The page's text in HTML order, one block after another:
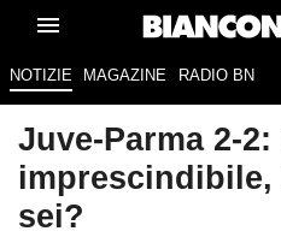
NOTIZIE MAGAZINE RADIO BN
Juve-Parma 2-
imprescindibile,
sei?